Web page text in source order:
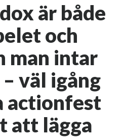
är både
och
man intar
väl igång
actionfest
att lägga